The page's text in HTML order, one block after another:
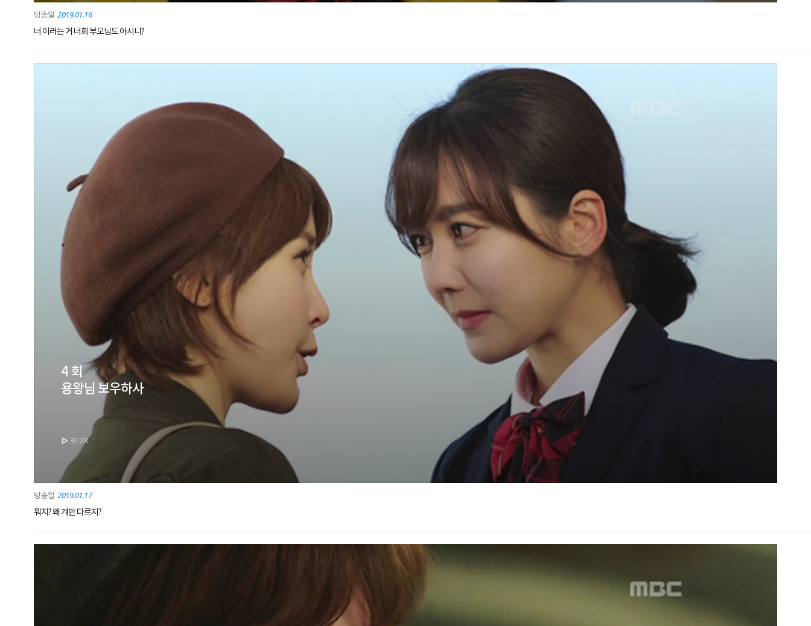
2019.01.16
너 이러는 거 너희 부모님도 아시니?
4 회
용왕님 보우하사
37:28
2019.01.17
뭐지? 왜 걔만 다르지?